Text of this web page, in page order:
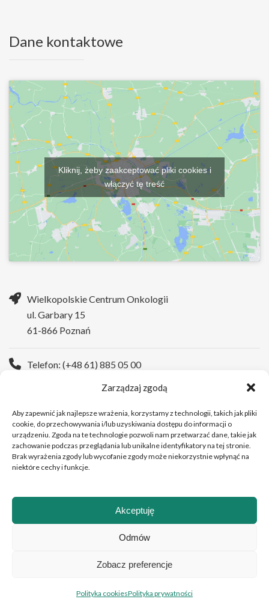
Zarządzaj zgodą
Aby zapewnić jak najlepsze wrażenia, korzystamy z technologii, takich jak pliki
cookie, do przechowywania i/lub uzyskiwania dostępu do informacji o
urządzeniu. Zgoda na te technologie pozwoli nam przetwarzać dane, takie jak
zachowanie podczas przeglądania lub unikalne identyfikatory na tej stronie.
Brak wyrażenia zgody lub wycofanie zgody może niekorzystnie wpłynąć na
niektóre cechy i funkcje.
Akceptuję
Odmów
Zobacz preferencje
Polityka cookiesPolityka prywatności
Dane kontaktowe
Kliknij, żeby zaakceptować pliki cookies i
włączyć tę treść
Wielkopolskie Centrum Onkologii
ul. Garbary 15
61-866 Poznań
Telefon: (+48 61) 885 05 00
Copyright © 2026 Wielkopolskie Centrum Onkologii